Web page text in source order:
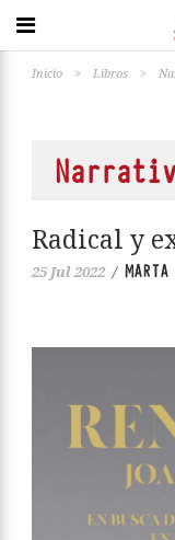
Inicio > Libros >
Radical y
25 Jul 2022 /